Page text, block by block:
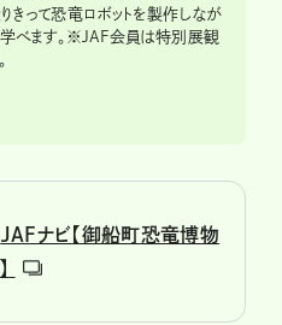
きって恐竜ロボットを製作しなが
べます。※JAF会員は特別展観
JAFナビ【御船町恐竜博物